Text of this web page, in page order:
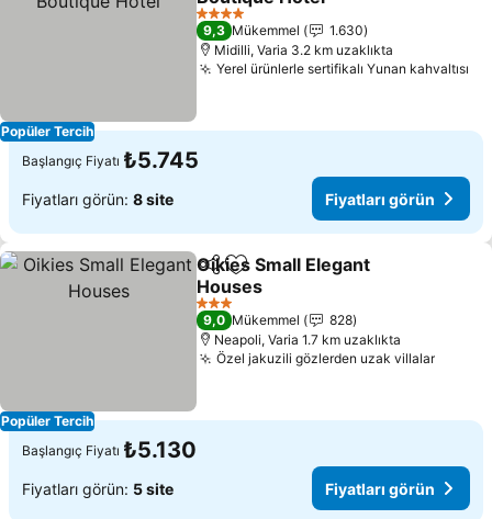
Popüler Tercih
Fiyatları görün
4 Yıldız
9,3 Mükemmel
1.630
Midilli, Varia 3.2 km uzaklıkta
Yerel ürünlerle sertifikalı Yunan kahvaltısı
Başlangıç Fiyatı ₺5.745
Fiyatları görün: 8 site Fiyatları görün
Popüler Tercih
PaylaşFavorilerime ekle
Oikies Small Elegant
Houses
Fiyatları görün
3 Yıldız
9,0 Mükemmel
828
Neapoli, Varia 1.7 km uzaklıkta
Özel jakuzili gözlerden uzak villalar
Başlangıç Fiyatı ₺5.130
Fiyatları görün: 5 site Fiyatları görün